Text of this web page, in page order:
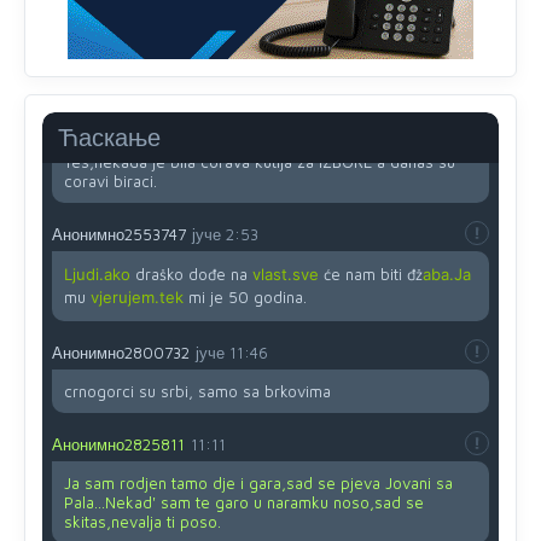
Ћаскање
Ovo pravilo jeste unijelo opravdan strah, posebno kada
su u pitanju starije osobe, osobe sa slabijim vidom ili
Yes,nekada je bila corava kutija za IZBORE a danas su
coravi biraci.
Анонимно2553747 јуче 2:53
Ljudi.ako draško dođe na vlast.sve će nam biti đžaba.Ja
mu vjerujem.tek mi je 50 godina.
Анонимно2800732 јуче 11:46
crnogorci su srbi, samo sa brkovima
Анонимно2825811 11:11
Ja sam rodjen tamo dje i gara,sad se pjeva Jovani sa
Pala...Nekad' sam te garo u naramku noso,sad se
skitas,nevalja ti poso.